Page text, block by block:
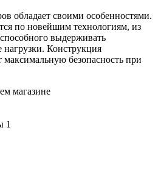
обладает своими особенностями.
по новейшим технологиям, из
выдерживать
Конструкция
максимальную безопасность при
магазине
1